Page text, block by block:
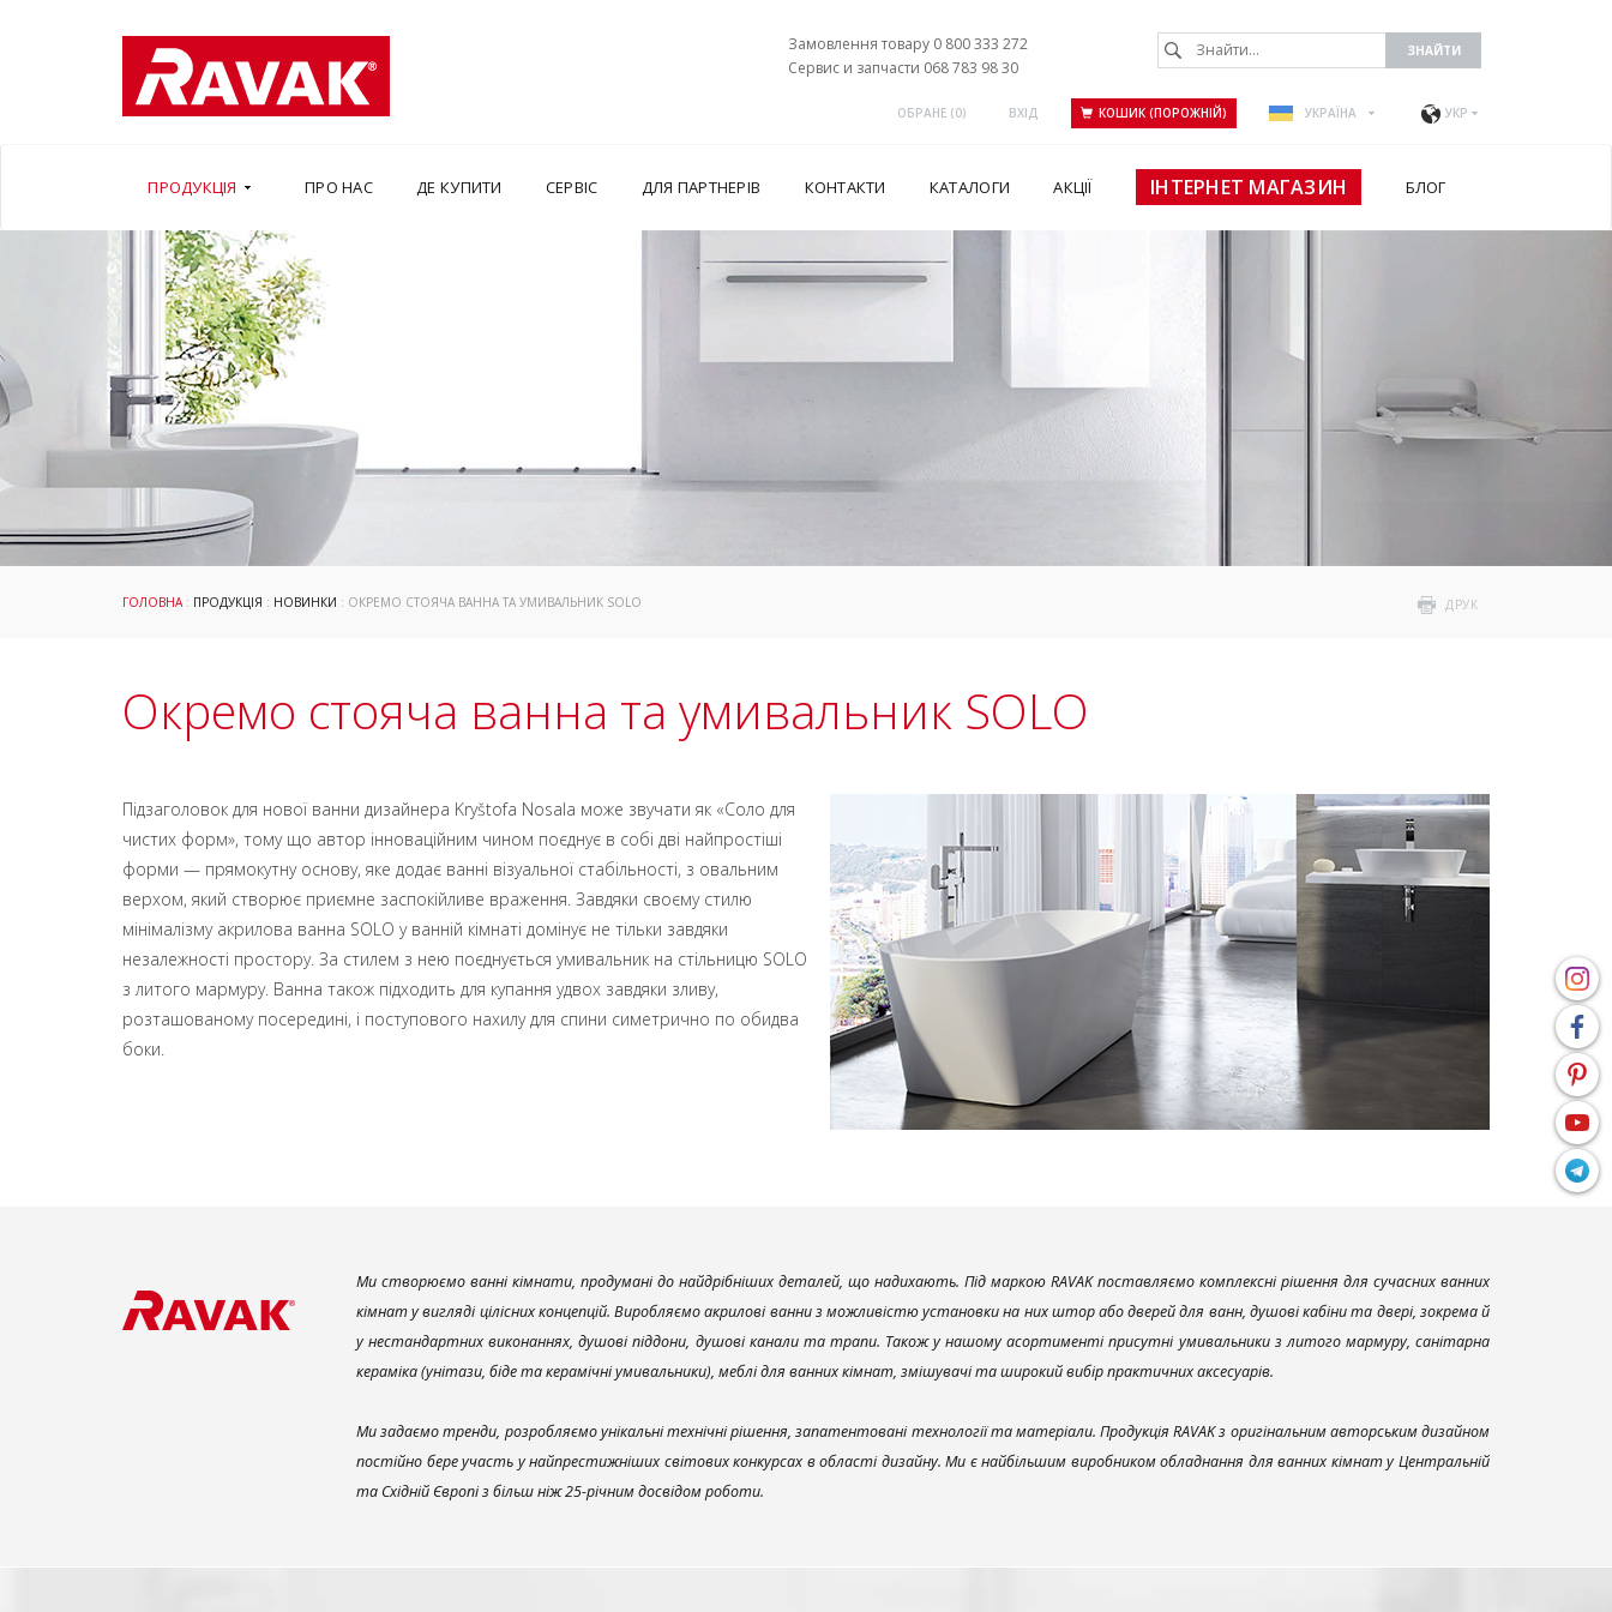
Замовлення товару 0 800 333 272
Сервис и запчасти 068 783 98 30
ОБРАНЕ (0) ВХІД КОШИК (ПОРОЖНІЙ) УКРАЇНА УКР
ПРОДУКЦІЯ ПРО НАС ДЕ КУПИТИ СЕРВІС ДЛЯ ПАРТНЕРІВ КОНТАКТИ КАТАЛОГИ АКЦІЇ ІНТЕРНЕТ МАГАЗИН БЛОГ
ДРУК
ГОЛОВНА: ПРОДУКЦІЯ : НОВИНКИ : ОКРЕМО СТОЯЧА ВАННА ТА УМИВАЛЬНИК SOLO
Окремо стояча ванна та умивальник SOLO
Підзаголовок для нової ванни дизайнера Kryštofa Nosala може звучати як «Соло для
чистих форм», тому що автор інноваційним чином поєднує в собі дві найпростіші
форми — прямокутну основу, яке додає ванні візуальної стабільності, з овальним
верхом, який створює приємне заспокійливе враження. Завдяки своєму стилю
мінімалізму акрилова ванна SOLO у ванній кімнаті домінує не тільки завдяки
незалежності простору. За стилем з нею поєднується умивальник на стільницю SOLO
з литого мармуру. Ванна також підходить для купання удвох завдяки зливу,
розташованому посередині, і поступового нахилу для спини симетрично по обидва
боки.
Ми створюємо ванні кімнати, продумані до найдрібніших деталей, що надихають. Під маркою RAVAK поставляємо комплексні рішення для сучасних ванних
кімнат у вигляді цілісних концепцій. Виробляємо акрилові ванни з можливістю установки на них штор або дверей для ванн, душові кабіни та двері, зокрема й
у нестандартних виконаннях, душові піддони, душові канали та трапи. Також у нашому асортименті присутні умивальники з литого мармуру, санітарна
кераміка (унітази, біде та керамічні умивальники), меблі для ванних кімнат, змішувачі та широкий вибір практичних аксесуарів.
Ми задаємо тренди, розробляємо унікальні технічні рішення, запатентовані технології та матеріали. Продукція RAVAK з оригінальним авторським дизайном
постійно бере участь у найпрестижніших світових конкурсах в області дизайну. Ми є найбільшим виробником обладнання для ванних кімнат у Центральній
та Східній Європі з більш ніж 25-річним досвідом роботи.